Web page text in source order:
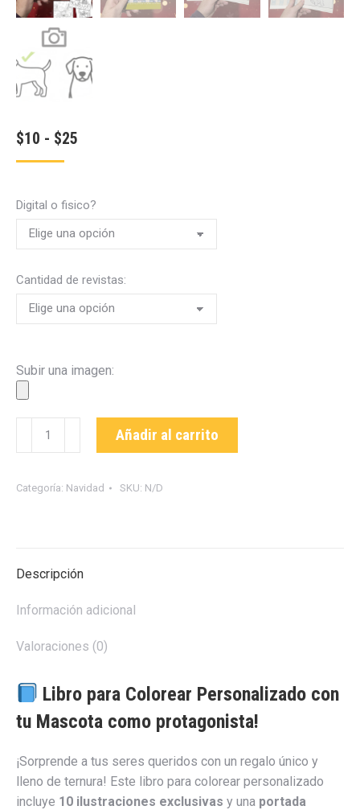
$10 - $25
desde
$10
$25
Digital o fisico?
Cantidad de revistas:
Subir una imagen:
personalizado
su
cantidad
Añadir al carrito
Categoría: Navidad SKU: N/D
Descripción
Información adicional
Valoraciones (0)
Libro para Colorear Personalizado con
tu Mascota como protagonista!
¡Sorprende a tus seres queridos con un regalo único y
lleno de ternura! Este libro para colorear personalizado
incluye 10 ilustraciones exclusivas y una portada